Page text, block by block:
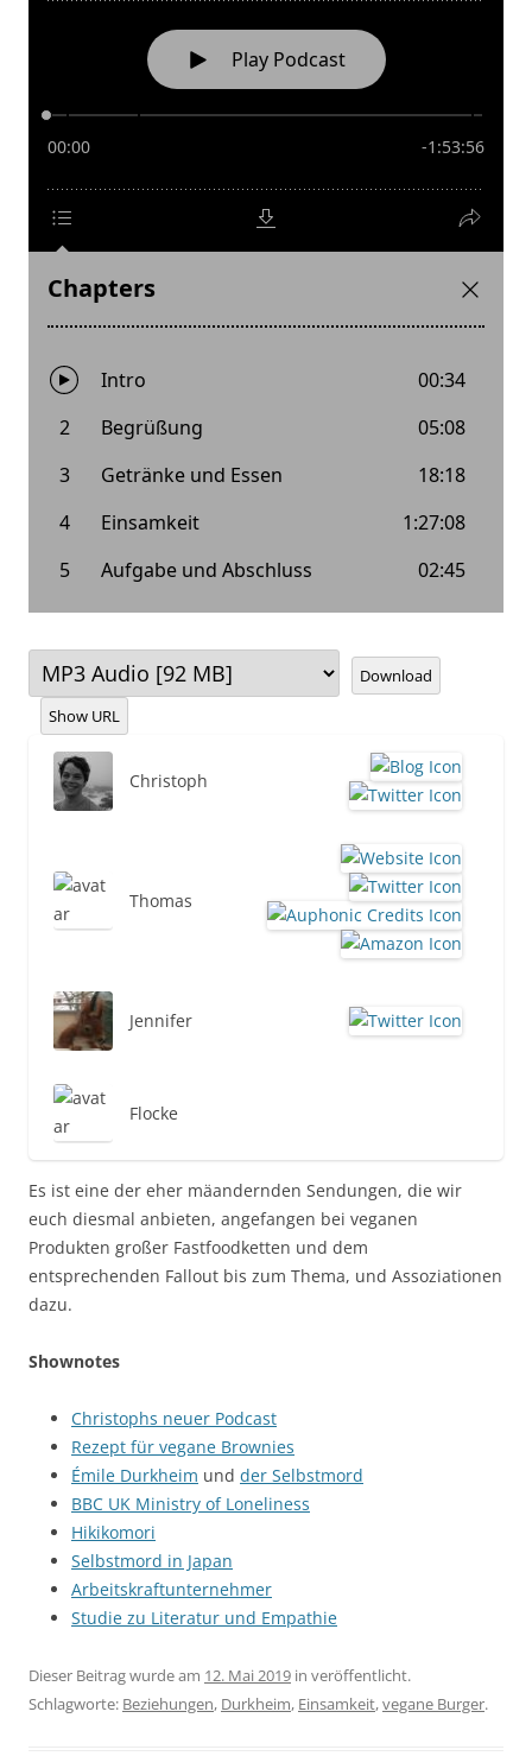
Download
Show URL
Christoph
Thomas
Jennifer
Flocke
Es ist eine der eher mäandernden Sendungen, die wir
euch diesmal anbieten, angefangen bei veganen
Produkten großer Fastfoodketten und dem
entsprechenden Fallout bis zum Thema, und Assoziationen
dazu.
Shownotes
Christophs neuer Podcast
Rezept für vegane Brownies
Émile Durkheim und der Selbstmord
BBC UK Ministry of Loneliness
Hikikomori
Selbstmord in Japan
Arbeitskraftunternehmer
Studie zu Literatur und Empathie
Dieser Beitrag wurde am 12. Mai 2019 in veröffentlicht.
Schlagworte: Beziehungen, Durkheim, Einsamkeit,vegane Burger.